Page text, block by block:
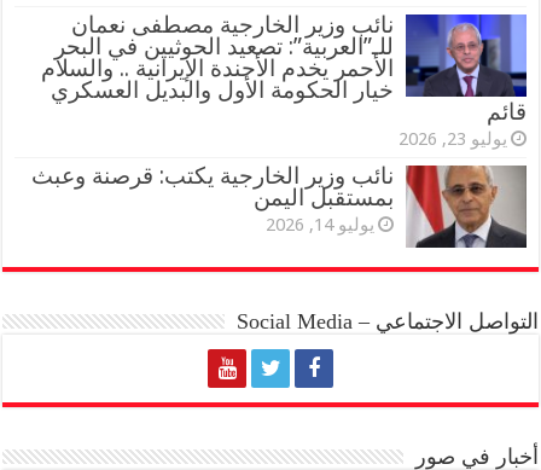
نائب وزير الخارجية مصطفى نعمان
للـ”العربية”: تصعيد الحوثيين في البحر
الأحمر يخدم الأجندة الإيرانية .. والسلام
خيار الحكومة الأول والبديل العسكري
قائم
يوليو 23, 2026
نائب وزير الخارجية يكتب: قرصنة وعبث
بمستقبل اليمن
يوليو 14, 2026
التواصل الاجتماعي – Social Media
أخبار في صور